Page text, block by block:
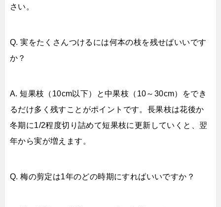
さい。
Q. 実をたくさんつけるには何本の枝を残せばいいです
か？
A. 短果枝（10cm以下）と中果枝（10～30cm）をでき
るだけ多く残すことがポイントです。長果枝は花後か
冬期に1/2程度切り詰めて短果枝に更新していくと、翌
年から実が増えます。
Q. 梅の剪定は1年のどの時期にすればいいですか？